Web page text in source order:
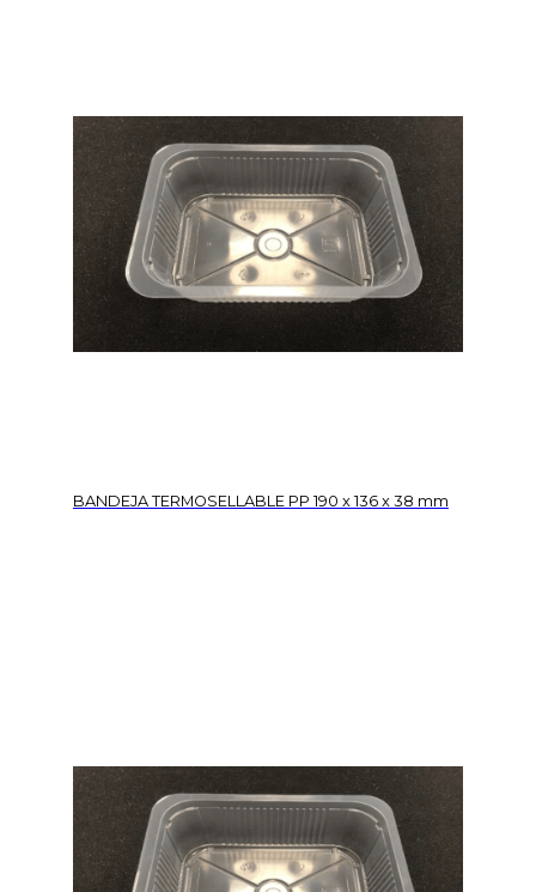
BANDEJA TERMOSELLABLE PP 190 x 136 x 38 mm